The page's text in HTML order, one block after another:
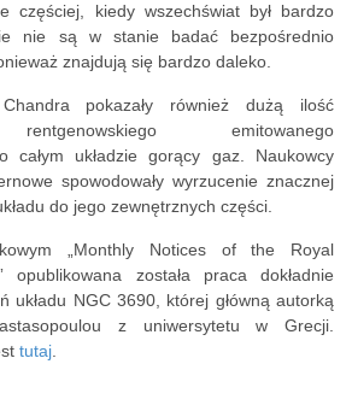
częściej, kiedy wszechświat był bardzo
nie są w stanie badać bezpośrednio
znajdują się bardzo daleko.
pokazały również dużą ilość
emitowanego
całym układzie gorący gaz. Naukowcy
spowodowały wyrzucenie znacznej
do jego zewnętrznych części.
„ Monthly Notices of the Royal
opublikowana została praca dokładnie
układu NGC 3690, której główną autorką
z uniwersytetu w Grecji.
tutaj